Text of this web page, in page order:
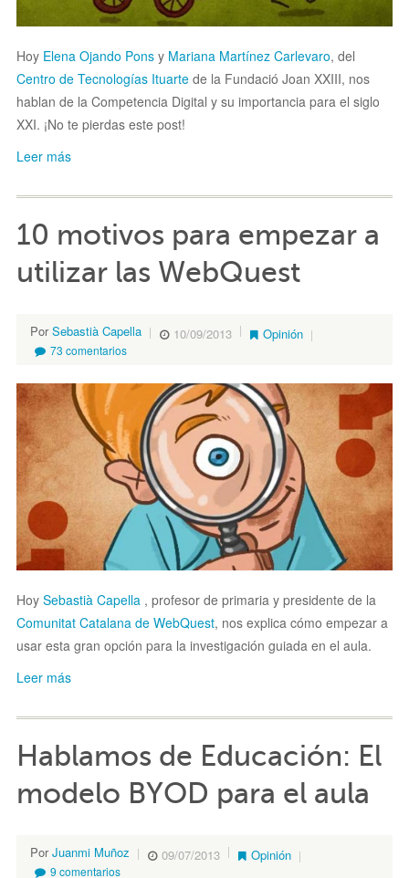
Hoy Elena Ojando Pons y Mariana Martínez Carlevaro, del
Centro de Tecnologías Ituarte de la Fundació Joan XXIII, nos
hablan de la Competencia Digital y su importancia para el siglo
XXI. ¡No te pierdas este post!
Leer más
10 motivos para empezar a
utilizar las WebQuest
PorSebastià Capella 10/09/2013 Opinión
73 comentarios
Hoy Sebastià Capella , profesor de primaria y presidente de la
Comunitat Catalana de WebQuest, nos explica cómo empezar a
usar esta gran opción para la investigación guiada en el aula.
Leer más
Hablamos de Educación: El
modelo BYOD para el aula
PorJuanmi Muñoz 09/07/2013 Opinión
9 comentarios